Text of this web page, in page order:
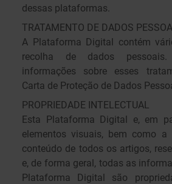
dessas plataformas.
TRATAMENTO DE DADOS
A Plataforma Digital contém
recolha de dados
informações sobre esses
Carta de Proteção de Dados
PROPRIEDADE INTELECTUAL
Esta Plataforma Digital e, em
elementos visuais, bem como a
conteúdo de todos os artigos,
e, de forma geral, todas as
Plataforma Digital são